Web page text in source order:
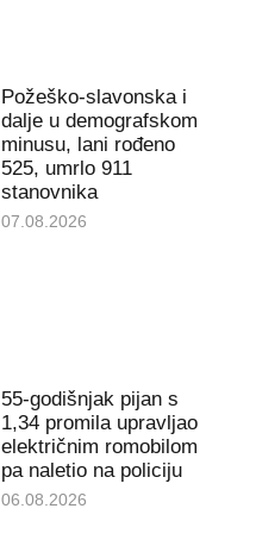
Požeško-slavonska i
dalje u demografskom
minusu, lani rođeno
525, umrlo 911
stanovnika
07.08.2026
55-godišnjak pijan s
1,34 promila upravljao
električnim romobilom
pa naletio na policiju
06.08.2026